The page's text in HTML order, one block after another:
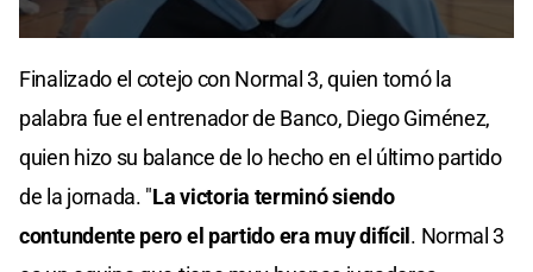
of
minutes,
seconds
Finalizado el cotejo con Normal 3, quien tomó la
palabra fue el entrenador de Banco, Diego Giménez,
quien hizo su balance de lo hecho en el último partido
de la jornada. "La victoria terminó siendo
contundente pero el partido era muy difícil. Normal 3